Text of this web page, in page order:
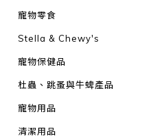
寵物零食
Stella & Chewy's
寵物保健品
杜蟲、跳蚤與牛蜱產品
寵物用品
清潔用品